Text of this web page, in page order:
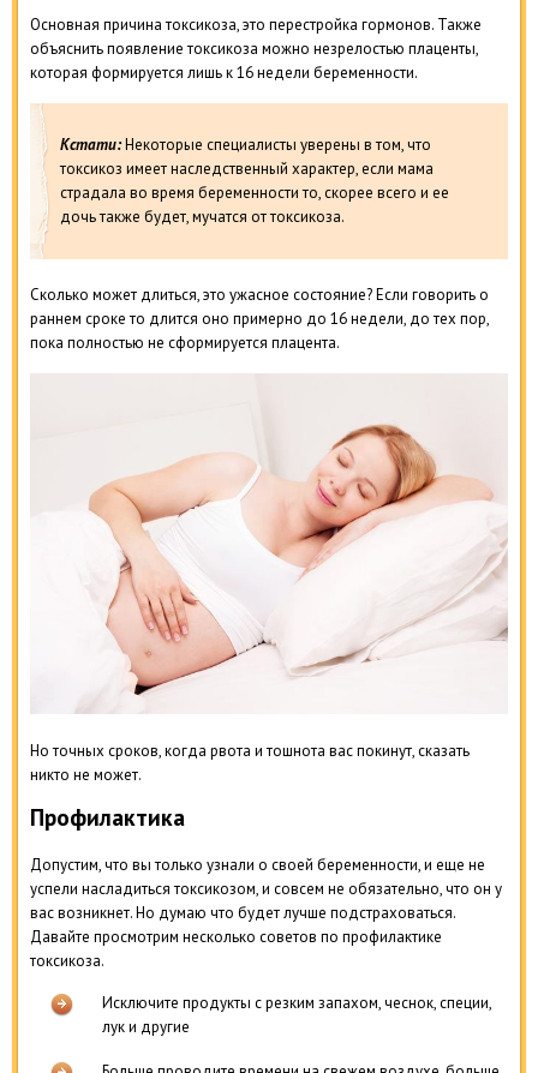
Основная причина токсикоза, это перестройка гормонов. Также
объяснить появление токсикоза можно незрелостью плаценты,
которая формируется лишь к 16 недели беременности.
Кстати:Некоторые специалисты уверены в том, что
токсикоз имеет наследственный характер, если мама
страдала во время беременности то, скорее всего и ее
дочь также будет, мучатся от токсикоза.
Сколько может длиться, это ужасное состояние? Если говорить о
раннем сроке то длится оно примерно до 16 недели, до тех пор,
пока полностью не сформируется плацента.
Но точных сроков, когда рвота и тошнота вас покинут, сказать
никто не может.
Профилактика
Допустим, что вы только узнали о своей беременности, и еще не
успели насладиться токсикозом, и совсем не обязательно, что он у
вас возникнет. Но думаю что будет лучше подстраховаться.
Давайте просмотрим несколько советов по профилактике
токсикоза.
Исключите продукты с резким запахом, чеснок, специи,
лук и другие